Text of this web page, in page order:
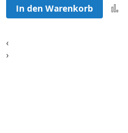
In den Warenkorb
‹
›